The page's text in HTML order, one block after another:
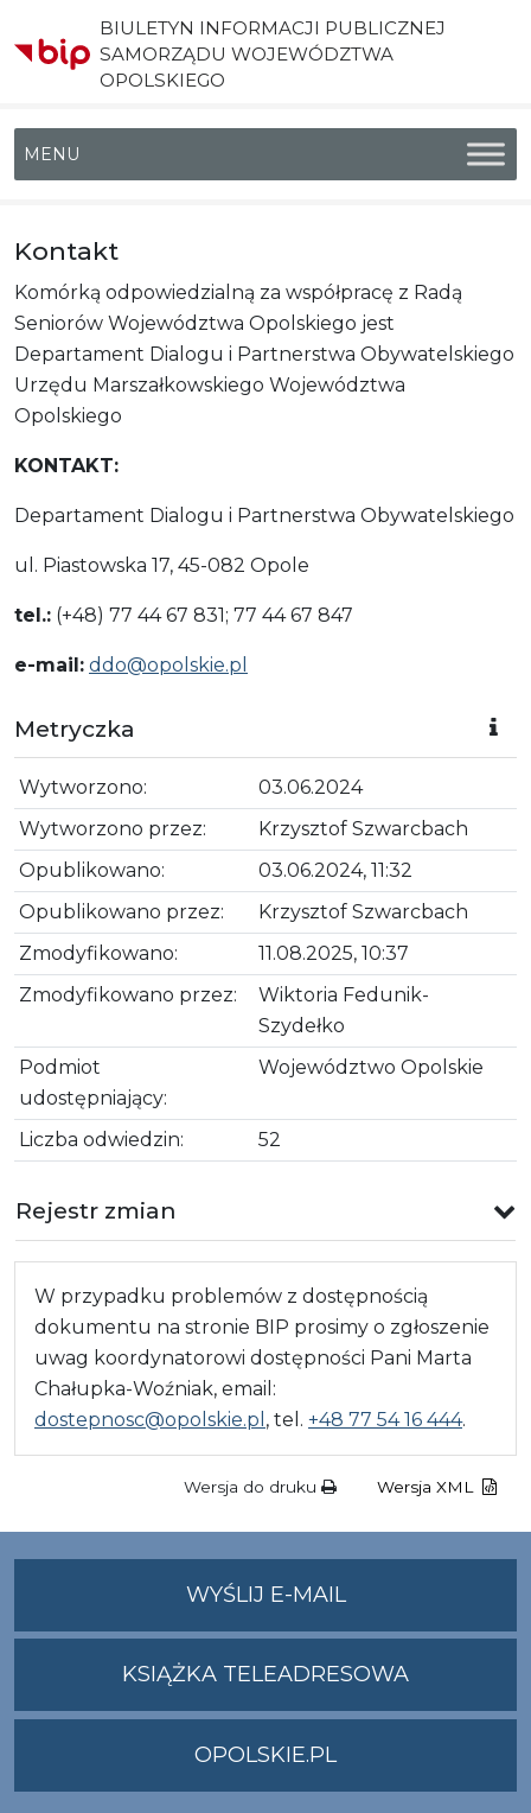
BIULETYN INFORMACJI PUBLICZNEJ
SAMORZĄDU WOJEWÓDZTWA
OPOLSKIEGO
Menu główne
Kontakt
Komórką odpowiedzialną za współpracę z Radą
Seniorów Województwa Opolskiego jest
Departament Dialogu i Partnerstwa Obywatelskiego
Urzędu Marszałkowskiego Województwa
Opolskiego
KONTAKT:
Departament Dialogu i Partnerstwa Obywatelskiego
ul. Piastowska 17, 45-082 Opole
tel.: (+48) 77 44 67 831; 77 44 67 847
e-mail: ddo@opolskie.pl
Metryczka
Wytworzono:
03.06.2024
Wytworzono przez:
Krzysztof Szwarcbach
Opublikowano:
03.06.2024, 11:32
Opublikowano przez:
Krzysztof Szwarcbach
Zmodyfikowano:
11.08.2025, 10:37
Zmodyfikowano przez:
Wiktoria Fedunik-
Szydełko
Podmiot
udostępniający:
Województwo Opolskie
Liczba odwiedzin: 52
Rejestr zmian
W przypadku problemów z dostępnością
dokumentu na stronie BIP prosimy o zgłoszenie
uwag koordynatorowi dostępności Pani Marta
Chałupka-Woźniak, email:
dostepnosc@opolskie.pl , tel. +48 77 54 16 444.
Wersja do druku Wersja XML
WYŚLIJ E-MAILNA
ADRES
KSIĄŻKA TELEADRESOWA
OPOLSKIE.PL